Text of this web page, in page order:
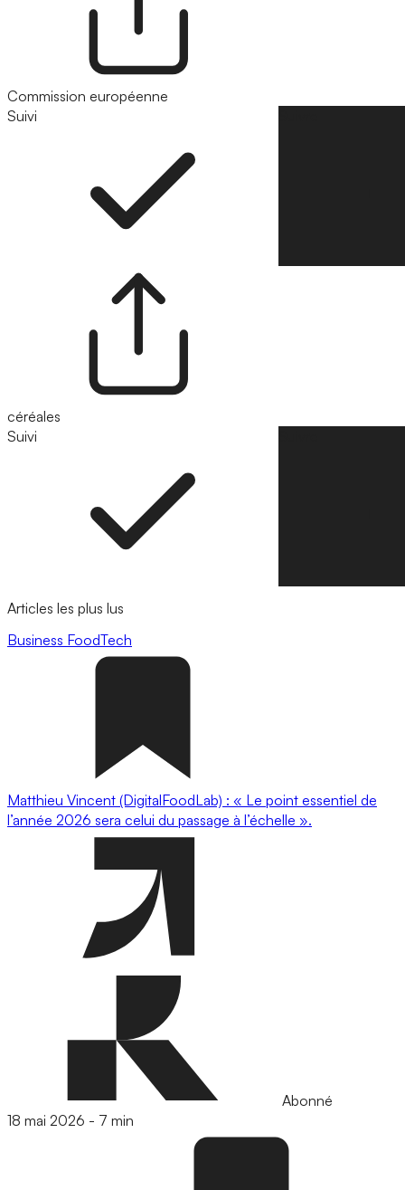
Commission européenne
Suivi
céréales
Suivi
Articles les plus lus
Business FoodTech
Matthieu Vincent (DigitalFoodLab) : « Le point essentiel de
l’année 2026 sera celui du passage à l’échelle ».
Abonné
18 mai 2026 - 7 min